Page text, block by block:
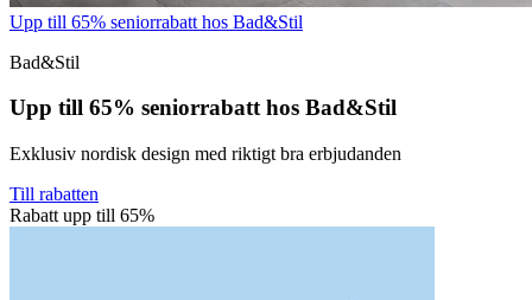
Upp till 65% seniorrabatt hos Bad&Stil
Bad&Stil
Upp till 65% seniorrabatt hos Bad&Stil
Exklusiv nordisk design med riktigt bra erbjudanden
Till rabatten
Rabatt upp till 65%